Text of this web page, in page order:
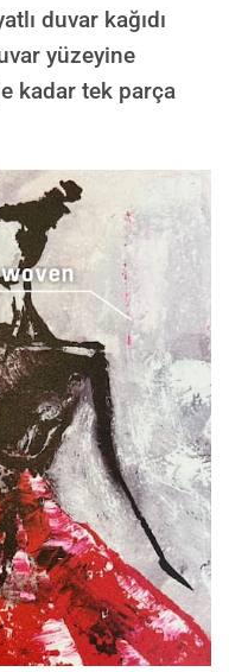
duvar kağıdı
yüzeyine
kadar tek parça